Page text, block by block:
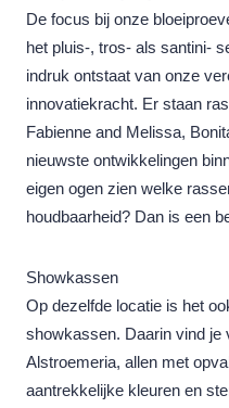
De focus bij onze
het pluis-, tros- als santini-
indruk ontstaat van onze
innovatiekracht. Er staan
Fabienne and Melissa,
nieuwste ontwikkelingen
eigen ogen zien welke
houdbaarheid? Dan is een
Showkassen
Op dezelfde locatie is het
showkassen. Daarin vind je
Alstroemeria, allen met
aantrekkelijke kleuren en